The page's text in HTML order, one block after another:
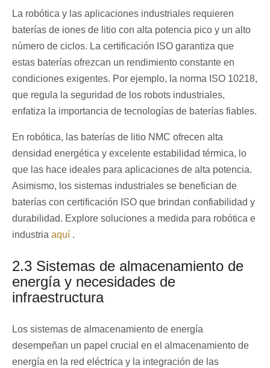
La robótica y las aplicaciones industriales requieren
baterías de iones de litio con alta potencia pico y un alto
número de ciclos. La certificación ISO garantiza que
estas baterías ofrezcan un rendimiento constante en
condiciones exigentes. Por ejemplo, la norma ISO 10218,
que regula la seguridad de los robots industriales,
enfatiza la importancia de tecnologías de baterías fiables.
En robótica, las baterías de litio NMC ofrecen alta
densidad energética y excelente estabilidad térmica, lo
que las hace ideales para aplicaciones de alta potencia.
Asimismo, los sistemas industriales se benefician de
baterías con certificación ISO que brindan confiabilidad y
durabilidad. Explore soluciones a medida para robótica e
industria aquí .
2.3 Sistemas de almacenamiento de
energía y necesidades de
infraestructura
Los sistemas de almacenamiento de energía
desempeñan un papel crucial en el almacenamiento de
energía en la red eléctrica y la integración de las